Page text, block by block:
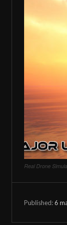
Real Drone
Published:6